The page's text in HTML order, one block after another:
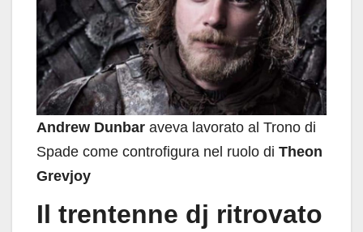
Andrew Dunbar aveva lavorato al Trono di
Spade come controfigura nel ruolo di Theon
Grevjoy
Il trentenne dj ritrovato